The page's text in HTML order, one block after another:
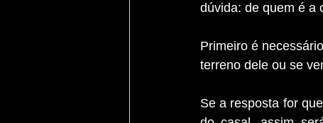
dúvida: de quem é a
Primeiro é
terreno dele ou se
Se a resposta for